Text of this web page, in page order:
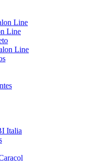
Line
Line
Line
Italia